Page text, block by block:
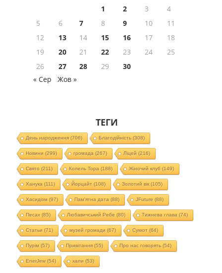
1
2 3
4
5
6 7 8 9 10
11
12
13 14 15 16 17
18
19
20 21 22 23 24
25
26
27 28 29
30
« Сер
Жов »
ТЕГИ
День народження(706) Благодійність(308)
Новини (299) громада (267) Ліцей (216)
Свято (211) Колель Тора (188) Жіночий клуб (149)
Ханука (111) Йорцайт (108) Золотий вік(105)
Хасидізм (97) Пам'ятна дата (88) JFuture (88)
Песах(85) Любавичський Ребе (80) Тижнева глава (74)
Статьи (71) музей громади (67) Суккот (64)
Пурім (57) Привітання(55) Про нас говорять(54)
EnerJew(54) хали (53)